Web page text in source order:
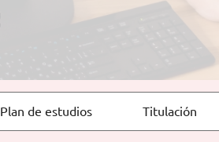
Plan de estudios Titulación